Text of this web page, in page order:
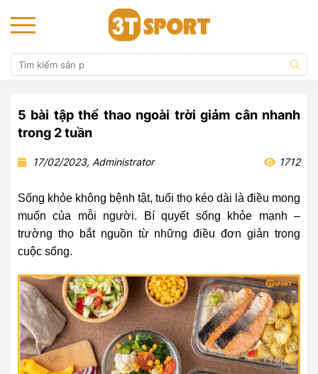
5 bài tập thể thao ngoài trời giảm cân nhanh
trong 2 tuần
17/02/2023, Administrator 1712
Sống khỏe không bệnh tật, tuổi thọ kéo dài là điều mong
muốn của mỗi người. Bí quyết sống khỏe mạnh –
trường thọ bắt nguồn từ những điều đơn giản trong
cuộc sống.